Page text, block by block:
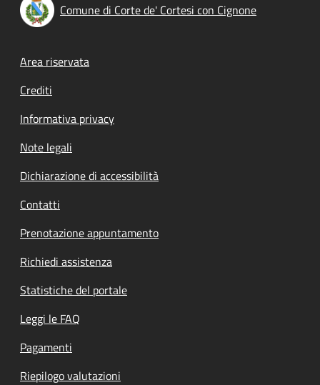
Comune di Corte de' Cortesi con Cignone
Footer menu
Area riservata
Crediti
Informativa privacy
Note legali
Dichiarazione di accessibilità
Contatti
Prenotazione appuntamento
Richiedi assistenza
Statistiche del portale
Leggi le FAQ
Pagamenti
Riepilogo valutazioni